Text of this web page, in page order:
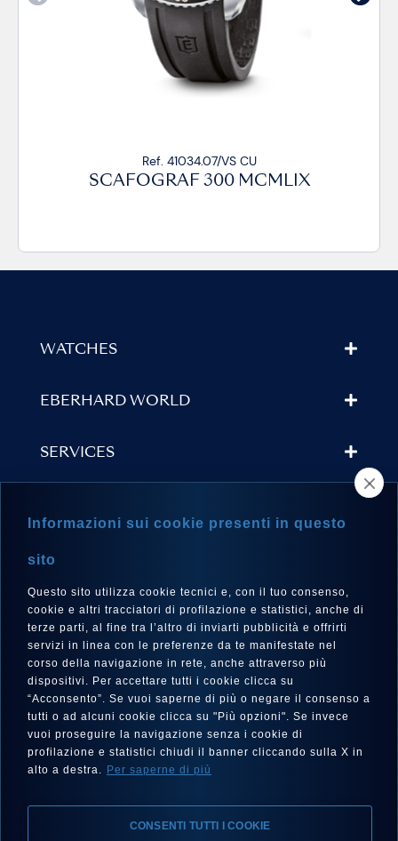
300 MCMLIX SCAFOGRAF
WATCHES
EBERHARD WORLD
SERVICES
LANGUAGE
English
FOLLOW US
Informazioni sui cookie presenti in questo
sito
Questo sito utilizza cookie tecnici e, con il tuo consenso,
cookie e altri tracciatori di profilazione e statistici, anche di
terze parti, al fine tra l’altro di inviarti pubblicità e offrirti
servizi in linea con le preferenze da te manifestate nel
corso della navigazione in rete, anche attraverso più
dispositivi. Per accettare tutti i cookie clicca su
“Acconsento”. Se vuoi saperne di più o negare il consenso a
tutti o ad alcuni cookie clicca su "Più opzioni". Se invece
vuoi proseguire la navigazione senza i cookie di
profilazione e statistici chiudi il banner cliccando sulla X in
alto a destra. Per saperne di più
CONSENTI TUTTI I COOKIE